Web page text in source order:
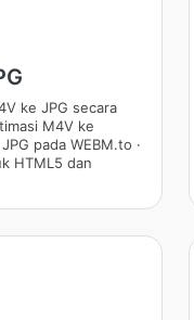
ke JPG secara
M4V ke
pada WEBM.to ·
HTML5 dan